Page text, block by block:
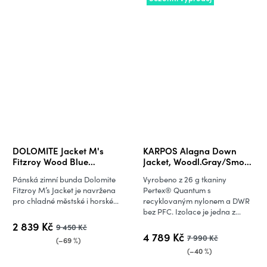
DOLOMITE Jacket M's
Fitzroy Wood Blue
(vzorek) size
2 839 Kč 9 450 Kč
(–69 %)
Pánská zimní bunda Dolomite
Fitzroy M’s Jacket je navržena
pro chladné městské i horské...
KARPOS Alagna Down
Jacket, Woodl.Gray/Smoke
Blue
4 789 Kč 7 990 Kč
(–40 %)
Vyrobeno z 26 g tkaniny
Pertex® Quantum s
recyklovaným nylonem a DWR
bez PFC. Izolace je jedna z...